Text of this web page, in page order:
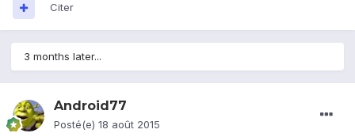
Citer
3 months later...
Android77
Posté(e) 18 août 2015